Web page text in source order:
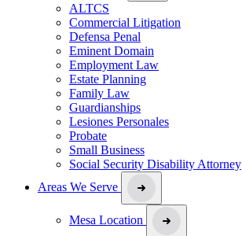
ALTCS
Commercial Litigation
Defensa Penal
Eminent Domain
Employment Law
Estate Planning
Family Law
Guardianships
Lesiones Personales
Probate
Small Business
Social Security Disability Attorney
Areas We Serve
Mesa Location